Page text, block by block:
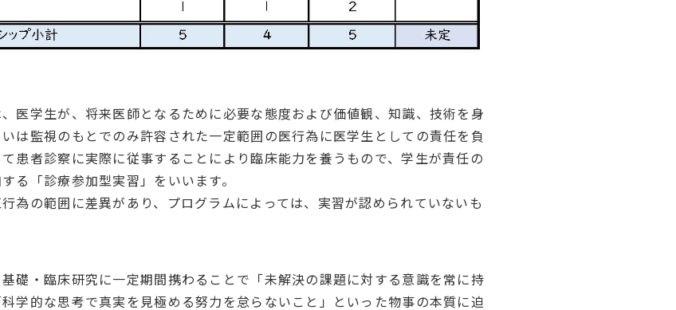
医学生が、将来医師となるために必要な態度および価値観、知識、技術を身
は監視のもとでのみ許容された一定範囲の医行為に医学生としての責任を負
患者診察に実際に従事することにより臨床能力を養うもので、学生が責任の
る「診療参加型実習」をいいます。
為の範囲に差異があり、プログラムによっては、実習が認められていないも
礎・臨床研究に一定期間携わることで「未解決の課題に対する意識を常に持
学的な思考で真実を見極める努力を怠らないこと」といった物事の本質に迫